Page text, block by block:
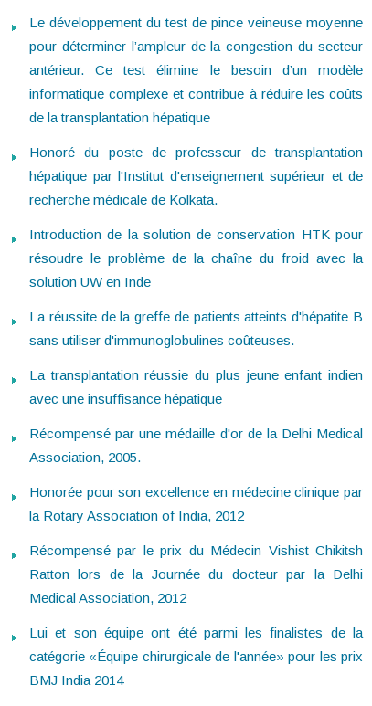
Le développement du test de pince veineuse moyenne
pour déterminer l’ampleur de la congestion du secteur
antérieur. Ce test élimine le besoin d’un modèle
informatique complexe et contribue à réduire les coûts
de la transplantation hépatique
Honoré du poste de professeur de transplantation
hépatique par l'Institut d'enseignement supérieur et de
recherche médicale de Kolkata.
Introduction de la solution de conservation HTK pour
résoudre le problème de la chaîne du froid avec la
solution UW en Inde
La réussite de la greffe de patients atteints d'hépatite B
sans utiliser d'immunoglobulines coûteuses.
La transplantation réussie du plus jeune enfant indien
avec une insuffisance hépatique
Récompensé par une médaille d'or de la Delhi Medical
Association, 2005.
Honorée pour son excellence en médecine clinique par
la Rotary Association of India, 2012
Récompensé par le prix du Médecin Vishist Chikitsh
Ratton lors de la Journée du docteur par la Delhi
Medical Association, 2012
Lui et son équipe ont été parmi les finalistes de la
catégorie «Équipe chirurgicale de l'année» pour les prix
BMJ India 2014